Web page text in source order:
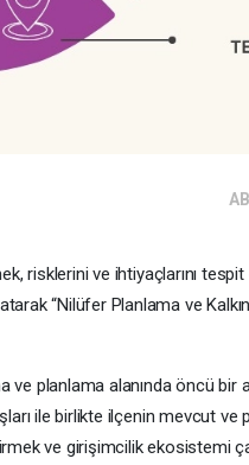
risklerini ve ihtiyaçlarını
“Nilüfer Planlama ve
ve planlama alanında öncü bir
ile birlikte ilçenin mevcut
ve girişimcilik ekosistemi